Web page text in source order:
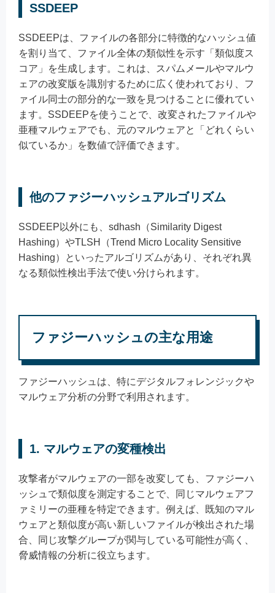
SSDEEP
SSDEEPは、ファイルの各部分に特徴的なハッシュ値
を割り当て、ファイル全体の類似性を示す「類似度ス
コア」を生成します。これは、スパムメールやマルウ
ェアの改変版を識別するために広く使われており、フ
ァイル同士の部分的な一致を見つけることに優れてい
ます。SSDEEPを使うことで、改変されたファイルや
亜種マルウェアでも、元のマルウェアと「どれくらい
似ているか」を数値で評価できます。
他のファジーハッシュアルゴリズム
SSDEEP以外にも、sdhash（Similarity Digest
Hashing）やTLSH（Trend Micro Locality Sensitive
Hashing）といったアルゴリズムがあり、それぞれ異
なる類似性検出手法で使い分けられます。
ファジーハッシュの主な用途
ファジーハッシュは、特にデジタルフォレンジックや
マルウェア分析の分野で利用されます。
1. マルウェアの変種検出
攻撃者がマルウェアの一部を改変しても、ファジーハ
ッシュで類似度を測定することで、同じマルウェアフ
ァミリーの亜種を特定できます。例えば、既知のマル
ウェアと類似度が高い新しいファイルが検出された場
合、同じ攻撃グループが関与している可能性が高く、
脅威情報の分析に役立ちます。